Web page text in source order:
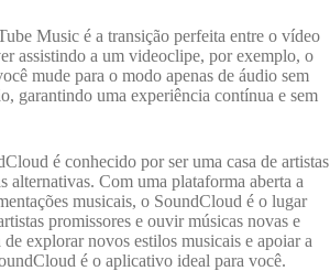
Music é a transição perfeita entre o vídeo
assistindo a um videoclipe, por exemplo, o
mude para o modo apenas de áudio sem
garantindo uma experiência contínua e sem
é conhecido por ser uma casa de artistas
alternativas. Com uma plataforma aberta a
musicais, o SoundCloud é o lugar
promissores e ouvir músicas novas e
explorar novos estilos musicais e apoiar a
é o aplicativo ideal para você.